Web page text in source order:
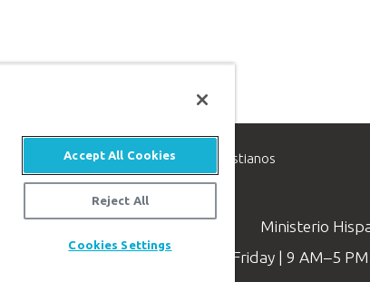
dedicado a ayudar a los cristianos
Ministerio
Available Monday–Friday | 9 AM–5 PM
Accept All Cookies
Reject All
Cookies Settings